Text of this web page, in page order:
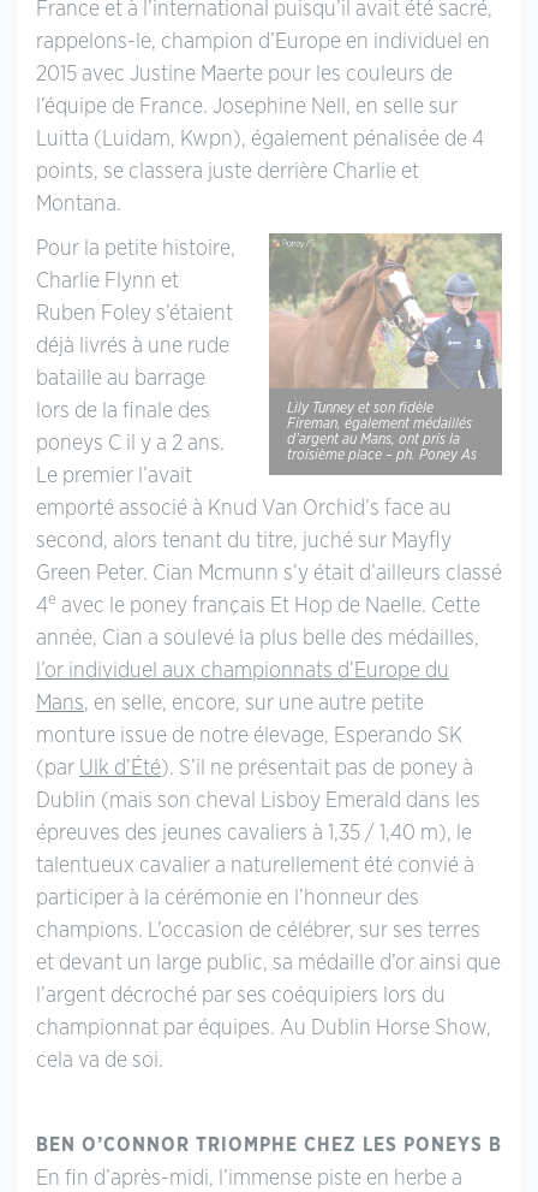
France et à l’international puisqu’il avait été sacré,
rappelons-le, champion d’Europe en individuel en
2015 avec Justine Maerte pour les couleurs de
l’équipe de France. Josephine Nell, en selle sur
Luitta (Luidam, Kwpn), également pénalisée de 4
points, se classera juste derrière Charlie et
Montana.
Lily Tunney et son fidèle
Fireman, également médaillés
d’argent au Mans, ont pris la
troisième place – ph. Poney As
Pour la petite histoire,
Charlie Flynn et
Ruben Foley s’étaient
déjà livrés à une rude
bataille au barrage
lors de la finale des
poneys C il y a 2 ans.
Le premier l’avait
emporté associé à Knud Van Orchid’s face au
second, alors tenant du titre, juché sur Mayfly
Green Peter. Cian Mcmunn s’y était d’ailleurs classé
4e avec le poney français Et Hop de Naelle. Cette
année, Cian a soulevé la plus belle des médailles,
l’or individuel aux championnats d’Europe du
Mans, en selle, encore, sur une autre petite
monture issue de notre élevage, Esperando SK
(par Ulk d’Été). S’il ne présentait pas de poney à
Dublin (mais son cheval Lisboy Emerald dans les
épreuves des jeunes cavaliers à 1,35 / 1,40 m), le
talentueux cavalier a naturellement été convié à
participer à la cérémonie en l’honneur des
champions. L’occasion de célébrer, sur ses terres
et devant un large public, sa médaille d’or ainsi que
l’argent décroché par ses coéquipiers lors du
championnat par équipes. Au Dublin Horse Show,
cela va de soi.
BEN O’CONNOR TRIOMPHE CHEZ LES PONEYS B
En fin d’après-midi, l’immense piste en herbe a